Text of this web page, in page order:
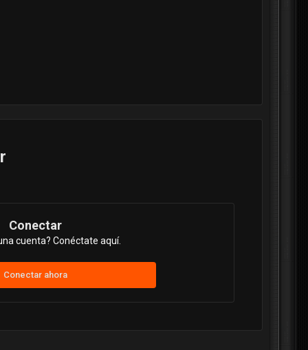
Conectar
cuenta? Conéctate aquí.
Conectar ahora